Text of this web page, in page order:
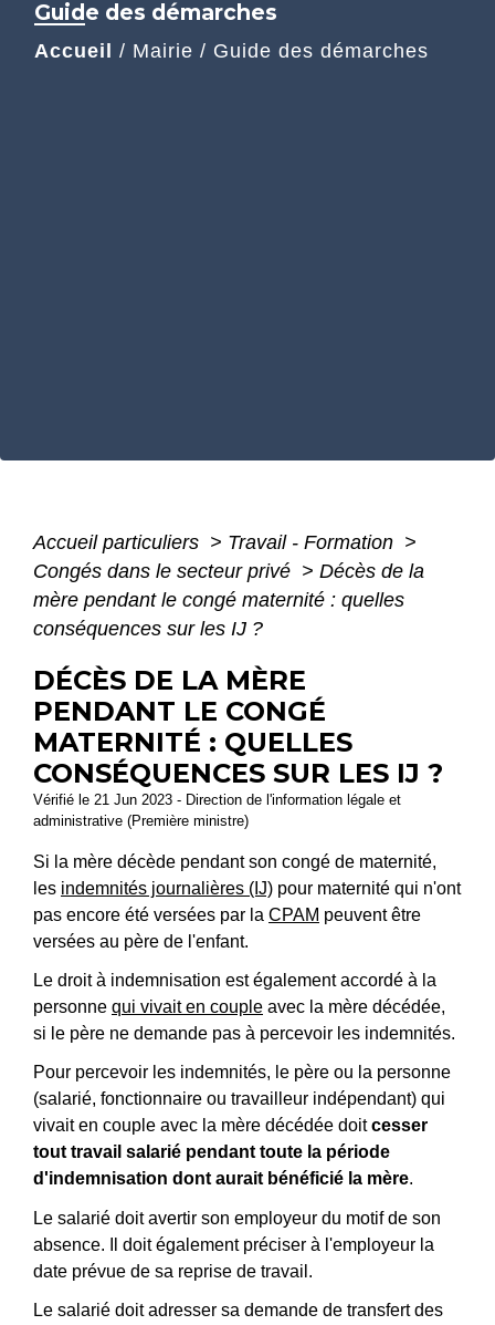
Guide des démarches
Accueil / Mairie / Guide des démarches
Accueil particuliers > Travail - Formation >
Congés dans le secteur privé > Décès de la
mère pendant le congé maternité : quelles
conséquences sur les IJ ?
DÉCÈS DE LA MÈRE
PENDANT LE CONGÉ
MATERNITÉ : QUELLES
CONSÉQUENCES SUR LES IJ ?
Vérifié le 21 Jun 2023 - Direction de l'information légale et
administrative (Première ministre)
Si la mère décède pendant son congé de maternité,
les indemnités journalières (IJ) pour maternité qui n'ont
pas encore été versées par la CPAM peuvent être
versées au père de l'enfant.
Le droit à indemnisation est également accordé à la
personne qui vivait en couple avec la mère décédée,
si le père ne demande pas à percevoir les indemnités.
Pour percevoir les indemnités, le père ou la personne
(salarié, fonctionnaire ou travailleur indépendant) qui
vivait en couple avec la mère décédée doitcesser
tout travail salarié pendant toute la période
d'indemnisation dont aurait bénéficié la mère.
Le salarié doit avertir son employeur du motif de son
absence. Il doit également préciser à l'employeur la
date prévue de sa reprise de travail.
Le salarié doit adresser sa demande de transfert des